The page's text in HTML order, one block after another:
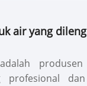
air yang
adalah
profesional